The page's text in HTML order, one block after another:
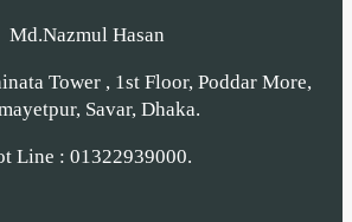
Md.Nazmul Hasan
Tower , 1st Floor, Poddar More,
Savar, Dhaka.
Line : 01322939000.